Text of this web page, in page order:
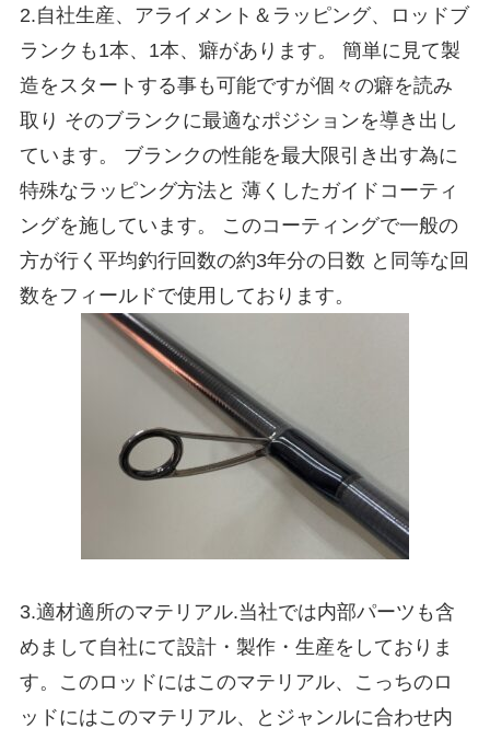
2.自社生産、アライメント＆ラッピング、ロッドブ
ランクも1本、1本、癖があります。 簡単に見て製
造をスタートする事も可能ですが個々の癖を読み
取り そのブランクに最適なポジションを導き出し
ています。 ブランクの性能を最大限引き出す為に
特殊なラッピング方法と 薄くしたガイドコーティ
ングを施しています。 このコーティングで一般の
方が行く平均釣行回数の約3年分の日数 と同等な回
数をフィールドで使用しております。
3.適材適所のマテリアル.当社では内部パーツも含
めまして自社にて設計・製作・生産をしておりま
す。このロッドにはこのマテリアル、こっちのロ
ッドにはこのマテリアル、とジャンルに合わせ内